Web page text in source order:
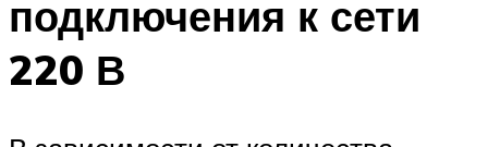
подключения к сети
220 В